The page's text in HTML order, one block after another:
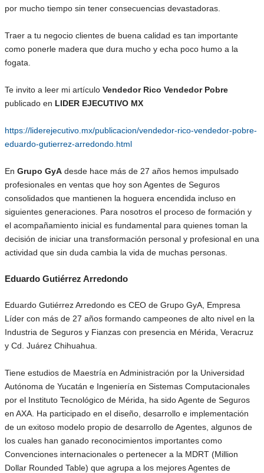
por mucho tiempo sin tener consecuencias devastadoras.
Traer a tu negocio clientes de buena calidad es tan importante
como ponerle madera que dura mucho y echa poco humo a la
fogata.
Te invito a leer mi artículo Vendedor Rico Vendedor Pobre
publicado en LIDER EJECUTIVO MX
https://liderejecutivo.mx/publicacion/vendedor-rico-vendedor-pobre-
eduardo-gutierrez-arredondo.html
En Grupo GyA desde hace más de 27 años hemos impulsado
profesionales en ventas que hoy son Agentes de Seguros
consolidados que mantienen la hoguera encendida incluso en
siguientes generaciones. Para nosotros el proceso de formación y
el acompañamiento inicial es fundamental para quienes toman la
decisión de iniciar una transformación personal y profesional en una
actividad que sin duda cambia la vida de muchas personas.
Eduardo Gutiérrez Arredondo
Eduardo Gutiérrez Arredondo es CEO de Grupo GyA, Empresa
Líder con más de 27 años formando campeones de alto nivel en la
Industria de Seguros y Fianzas con presencia en Mérida, Veracruz
y Cd. Juárez Chihuahua.
Tiene estudios de Maestría en Administración por la Universidad
Autónoma de Yucatán e Ingeniería en Sistemas Computacionales
por el Instituto Tecnológico de Mérida, ha sido Agente de Seguros
en AXA. Ha participado en el diseño, desarrollo e implementación
de un exitoso modelo propio de desarrollo de Agentes, algunos de
los cuales han ganado reconocimientos importantes como
Convenciones internacionales o pertenecer a la MDRT (Million
Dollar Rounded Table) que agrupa a los mejores Agentes de